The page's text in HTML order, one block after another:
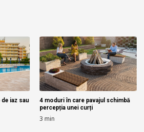
iaz sau
4 moduri în care pavajul schimbă
percepția unei curți
3 min